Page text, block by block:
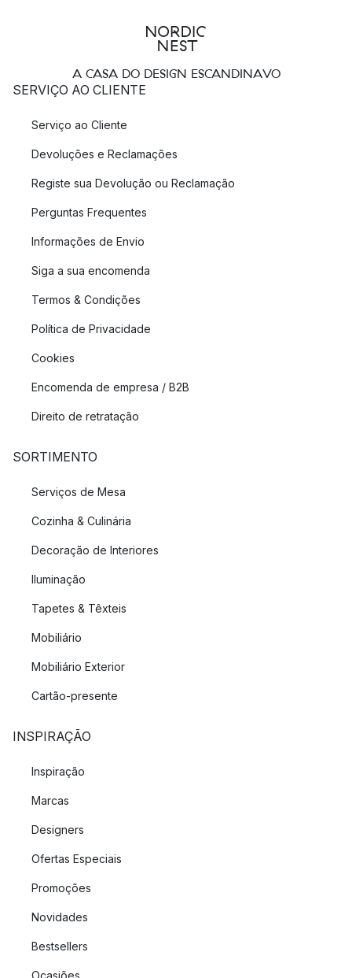
A CASA DO DESIGN ESCANDINAVO
SERVIÇO AO CLIENTE
Serviço ao Cliente
Devoluções e Reclamações
Registe sua Devolução ou Reclamação
Perguntas Frequentes
Informações de Envio
Siga a sua encomenda
Termos & Condições
Política de Privacidade
Cookies
Encomenda de empresa / B2B
Direito de retratação
SORTIMENTO
Serviços de Mesa
Cozinha & Culinária
Decoração de Interiores
Iluminação
Tapetes & Têxteis
Mobiliário
Mobiliário Exterior
Cartão-presente
INSPIRAÇÃO
Inspiração
Marcas
Designers
Ofertas Especiais
Promoções
Novidades
Bestsellers
Ocasiões